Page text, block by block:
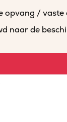
opvang / vaste
naar de